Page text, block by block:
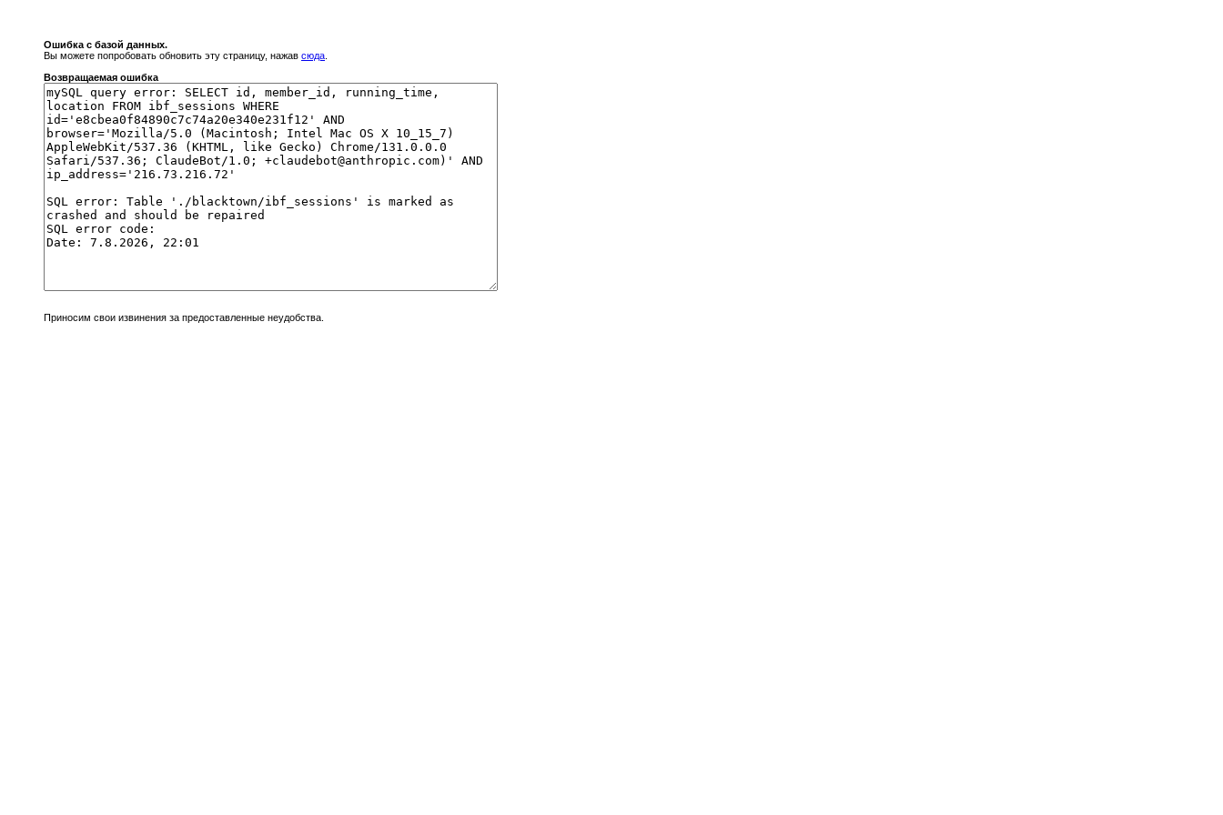
Ошибка с базой данных.
Вы можете попробовать обновить эту страницу, нажав сюда
Возвращаемая ошибка
Приносим свои извинения за предоставленные неудобства.